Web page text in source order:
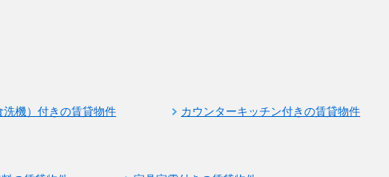
機）付きの賃貸物件
カウンターキッチン付きの賃貸物件